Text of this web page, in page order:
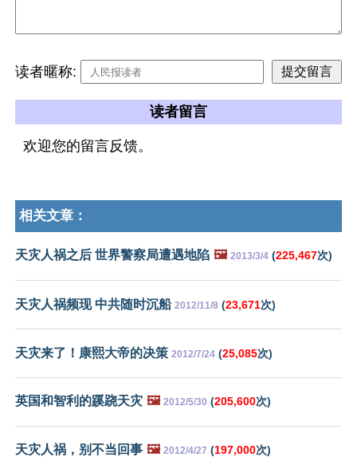
读者暱称:
读者留言
欢迎您的留言反馈。
相关文章：
天灾人祸之后 世界警察局遭遇地陷 🖼️ 2013/3/4 (225,467次)
天灾人祸频现 中共随时沉船 2012/11/8 (23,671次)
天灾来了！康熙大帝的决策 2012/7/24 (25,085次)
英国和智利的蹊跷天灾 🖼️ 2012/5/30 (205,600次)
天灾人祸，别不当回事 🖼️ 2012/4/27 (197,000次)